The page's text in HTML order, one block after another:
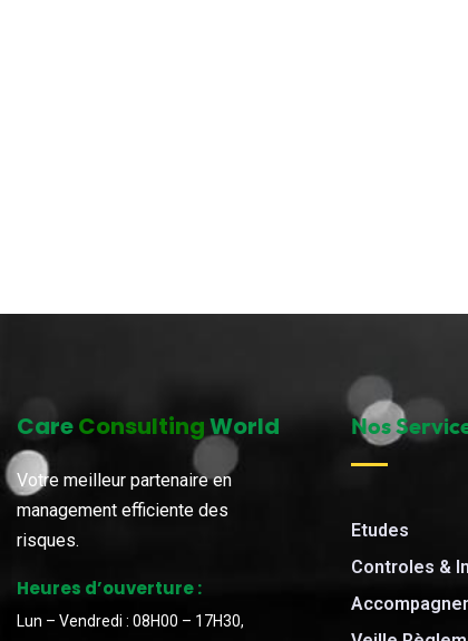
CareConsultingWorld
Votre meilleur partenaire en
management efficiente des
risques.
Heures d’ouverture :
Lun – Vendredi : 08H00 – 17H30,
Nos
Etudes
Controles &